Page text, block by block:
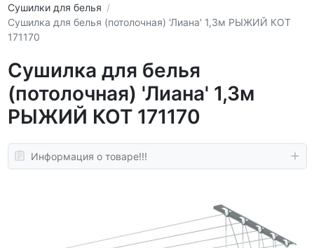
Сушилки для белья
Сушилка для белья (потолочная) 'Лиана' 1,3м РЫЖИЙ КОТ
171170
Сушилка для белья
(потолочная) 'Лиана' 1,3м
РЫЖИЙ КОТ 171170
Информация о товаре!!!